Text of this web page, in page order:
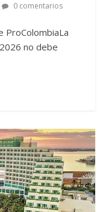
0 comentarios
ProColombiaLa
no debe